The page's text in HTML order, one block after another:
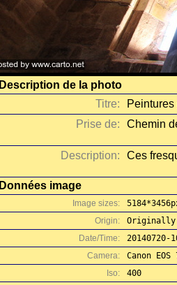
Description de la photo
Titre:
Prise de:
Chemin
Description: Ces
Données image
Image sizes:
Origin:
Originally
Date/Time:
20140720-
Camera:
Canon EOS
Iso:
400